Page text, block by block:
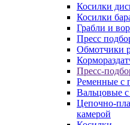
Косилки
Косилки
Грабли и
Пресс
Обмотчики
Пресс-
Ременные с
Вальцовые
Цепочно-
камерой